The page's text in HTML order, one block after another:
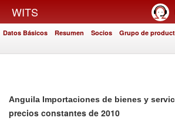
WITS
Datos Básicos Resumen Socios Grupo de
Anguila Importaciones de bienes y
precios constantes de 2010